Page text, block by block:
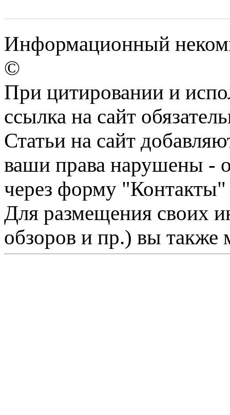
Информационный
©
При цитировании и
ссылка на сайт
Статьи на сайт
ваши права нарушены -
через форму "Контакты"
Для размещения своих
обзоров и пр.) вы также